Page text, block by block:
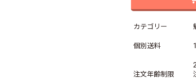
カテゴリー
個別送料
注文年齢制限